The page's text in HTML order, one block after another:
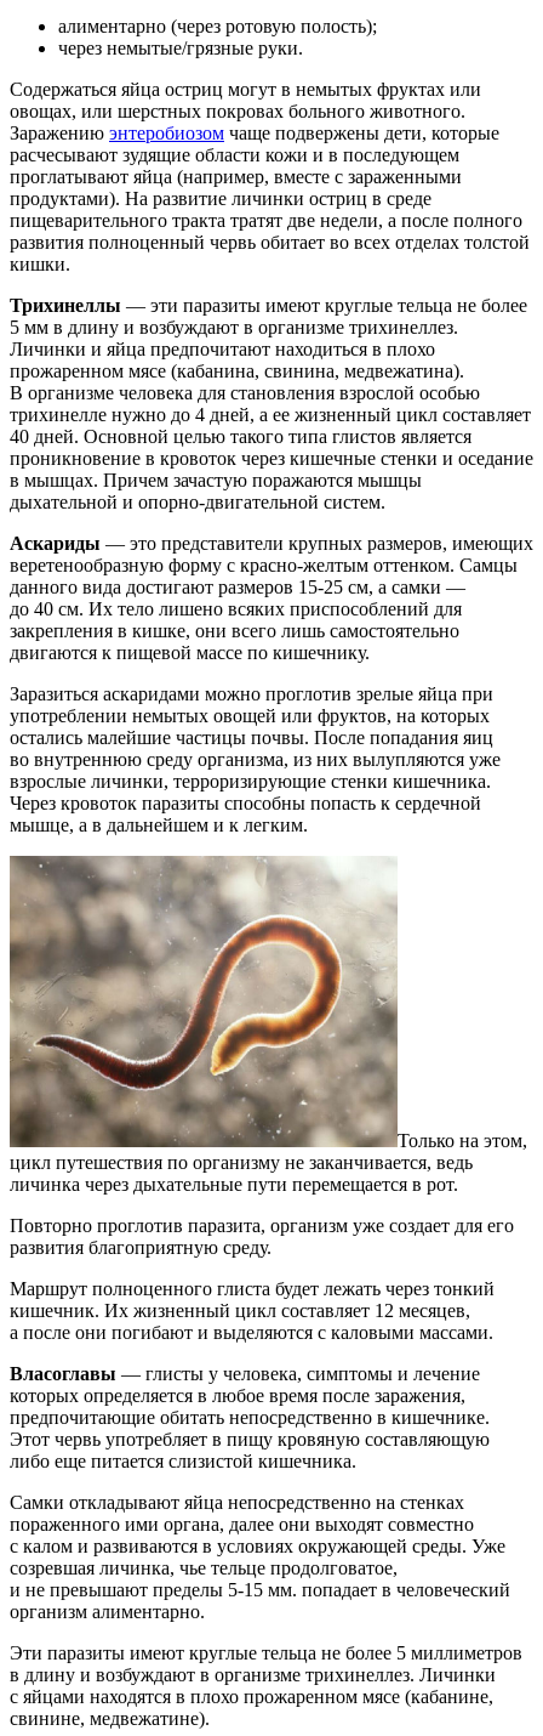
алиментарно (через ротовую полость);
через немытые/грязные руки.
Содержаться яйца остриц могут в немытых фруктах или
овощах, или шерстных покровах больного животного.
Заражению энтеробиозом чаще подвержены дети, которые
расчесывают зудящие области кожи и в последующем
проглатывают яйца (например, вместе с зараженными
продуктами). На развитие личинки остриц в среде
пищеварительного тракта тратят две недели, а после полного
развития полноценный червь обитает во всех отделах толстой
кишки.
Трихинеллы — эти паразиты имеют круглые тельца не более
5 мм в длину и возбуждают в организме трихинеллез.
Личинки и яйца предпочитают находиться в плохо
прожаренном мясе (кабанина, свинина, медвежатина).
В организме человека для становления взрослой особью
трихинелле нужно до 4 дней, а ее жизненный цикл составляет
40 дней. Основной целью такого типа глистов является
проникновение в кровоток через кишечные стенки и оседание
в мышцах. Причем зачастую поражаются мышцы
дыхательной и опорно-двигательной систем.
Аскариды — это представители крупных размеров, имеющих
веретенообразную форму с красно-желтым оттенком. Самцы
данного вида достигают размеров 15-25 см, а самки —
до 40 см. Их тело лишено всяких приспособлений для
закрепления в кишке, они всего лишь самостоятельно
двигаются к пищевой массе по кишечнику.
Заразиться аскаридами можно проглотив зрелые яйца при
употреблении немытых овощей или фруктов, на которых
остались малейшие частицы почвы. После попадания яиц
во внутреннюю среду организма, из них вылупляются уже
взрослые личинки, терроризирующие стенки кишечника.
Через кровоток паразиты способны попасть к сердечной
мышце, а в дальнейшем и к легким.
Только на этом,
цикл путешествия по организму не заканчивается, ведь
личинка через дыхательные пути перемещается в рот.
Повторно проглотив паразита, организм уже создает для его
развития благоприятную среду.
Маршрут полноценного глиста будет лежать через тонкий
кишечник. Их жизненный цикл составляет 12 месяцев,
а после они погибают и выделяются с каловыми массами.
Власоглавы — глисты у человека, симптомы и лечение
которых определяется в любое время после заражения,
предпочитающие обитать непосредственно в кишечнике.
Этот червь употребляет в пищу кровяную составляющую
либо еще питается слизистой кишечника.
Самки откладывают яйца непосредственно на стенках
пораженного ими органа, далее они выходят совместно
с калом и развиваются в условиях окружающей среды. Уже
созревшая личинка, чье тельце продолговатое,
и не превышают пределы 5-15 мм. попадает в человеческий
организм алиментарно.
Эти паразиты имеют круглые тельца не более 5 миллиметров
в длину и возбуждают в организме трихинеллез. Личинки
с яйцами находятся в плохо прожаренном мясе (кабанине,
свинине, медвежатине).